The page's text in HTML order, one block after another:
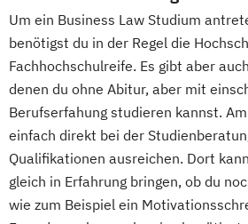
Um ein Business Law Studium
benötigst du in der Regel die
Fachhochschulreife. Es gibt aber
denen du ohne Abitur, aber mit
Berufserfahung studieren kannst.
einfach direkt bei der
Qualifikationen ausreichen. Dort
gleich in Erfahrung bringen, ob du
wie zum Beispiel ein